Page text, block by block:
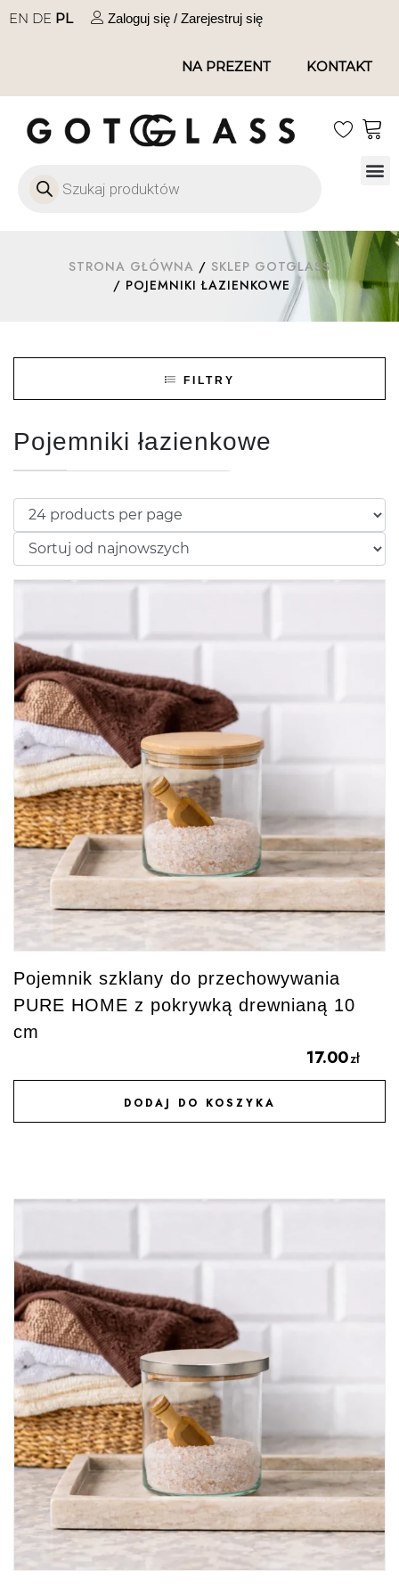
EN DE PL Zaloguj się / Zarejestruj się
NA PREZENT KONTAKT
STRONA GŁÓWNA / SKLEP GOTGLASS
/ POJEMNIKI ŁAZIENKOWE
Pojemniki łazienkowe
Pojemnik szklany do przechowywania
PURE HOME z pokrywką drewnianą 10
cm
17.00zł
DODAJ DO KOSZYKA
DODAJ DO ULUBIONYCH
FILTRY